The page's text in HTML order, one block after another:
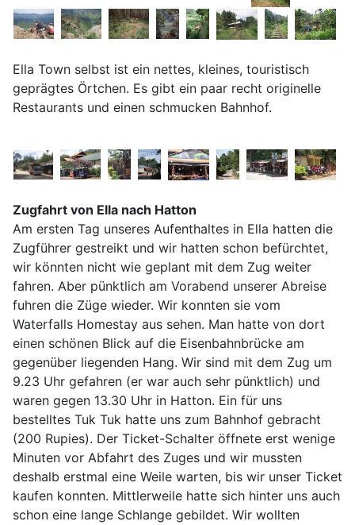
Ella Town selbst ist ein nettes, kleines, touristisch
geprägtes Örtchen. Es gibt ein paar recht originelle
Restaurants und einen schmucken Bahnhof.
Zugfahrt von Ella nach Hatton
Am ersten Tag unseres Aufenthaltes in Ella hatten die
Zugführer gestreikt und wir hatten schon befürchtet,
wir könnten nicht wie geplant mit dem Zug weiter
fahren. Aber pünktlich am Vorabend unserer Abreise
fuhren die Züge wieder. Wir konnten sie vom
Waterfalls Homestay aus sehen. Man hatte von dort
einen schönen Blick auf die Eisenbahnbrücke am
gegenüber liegenden Hang. Wir sind mit dem Zug um
9.23 Uhr gefahren (er war auch sehr pünktlich) und
waren gegen 13.30 Uhr in Hatton. Ein für uns
bestelltes Tuk Tuk hatte uns zum Bahnhof gebracht
(200 Rupies). Der Ticket-Schalter öffnete erst wenige
Minuten vor Abfahrt des Zuges und wir mussten
deshalb erstmal eine Weile warten, bis wir unser Ticket
kaufen konnten. Mittlerweile hatte sich hinter uns auch
schon eine lange Schlange gebildet. Wir wollten